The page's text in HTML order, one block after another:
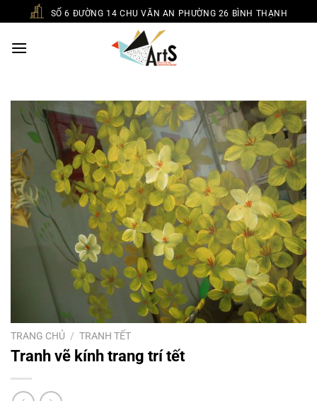
Chuyển
đến
nội
SỐ 6 ĐƯỜNG 14 CHU VĂN AN PHƯỜNG 26 BÌNH THẠNH
TRANG CHỦ / TRANH TẾT
Tranh vẽ kính trang trí tết